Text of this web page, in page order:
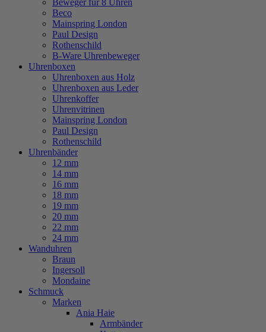
Beweger für 8 Uhren
Beco
Mainspring London
Paul Design
Rothenschild
B-Ware Uhrenbeweger
Uhrenboxen
Uhrenboxen aus Holz
Uhrenboxen aus Leder
Uhrenkoffer
Uhrenvitrinen
Mainspring London
Paul Design
Rothenschild
Uhrenbänder
12 mm
14 mm
16 mm
18 mm
19 mm
20 mm
22 mm
24 mm
Wanduhren
Braun
Ingersoll
Mondaine
Schmuck
Marken
Ania Haie
Armbänder